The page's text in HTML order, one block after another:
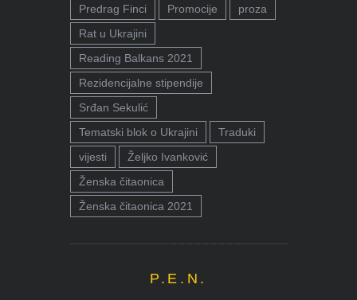
Predrag Finci
Promocije
proza
Rat u Ukrajini
Reading Balkans 2021
Rezidencijalne stipendije
Srđan Sekulić
Tematski blok o Ukrajini
Traduki
vijesti
Željko Ivanković
Ženska čitaonica
Ženska čitaonica 2021
P.E.N.